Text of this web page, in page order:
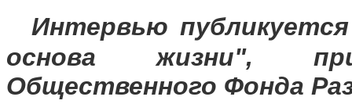
Интервью
основа жизни",
Общественного Фонда